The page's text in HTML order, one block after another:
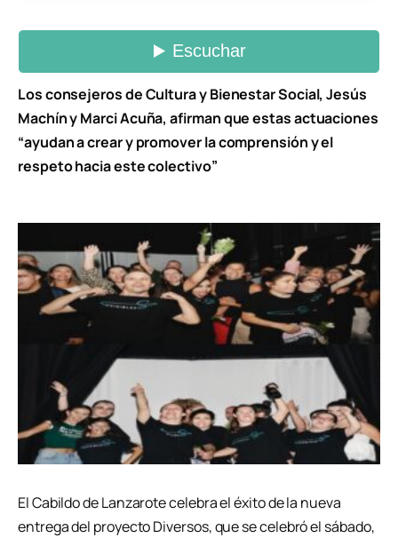
Los consejeros de Cultura y Bienestar Social, Jesús
Machín y Marci Acuña, afirman que estas actuaciones
“ayudan a crear y promover la comprensión y el
respeto hacia este colectivo”
El Cabildo de Lanzarote celebra el éxito de la nueva
entrega del proyecto Diversos, que se celebró el sábado,